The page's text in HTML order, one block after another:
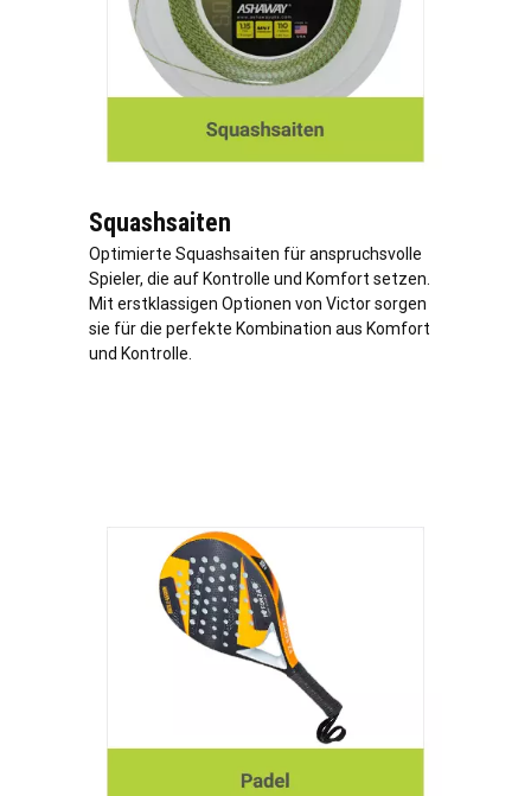
Squashsaiten
Optimierte Squashsaiten für anspruchsvolle
Spieler, die auf Kontrolle und Komfort setzen.
Mit erstklassigen Optionen von Victor sorgen
sie für die perfekte Kombination aus Komfort
und Kontrolle.